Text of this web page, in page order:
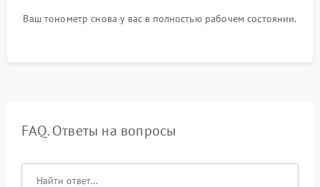
Ваш тонометр снова у вас в полностью рабочем состоянии.
FAQ. Ответы на вопросы